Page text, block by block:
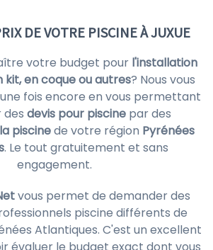
DE VOTRE PISCINE À JUXUE
votre budget pour l'installation
kit, en coque ou autres? Nous vous
fois encore en vous permettant
des devis pour piscine par des
piscinede votre région Pyrénées
. Le tout gratuitement et sans
engagement.
vous permet de demander des
piscine différents de
Atlantiques. C'est un excellent